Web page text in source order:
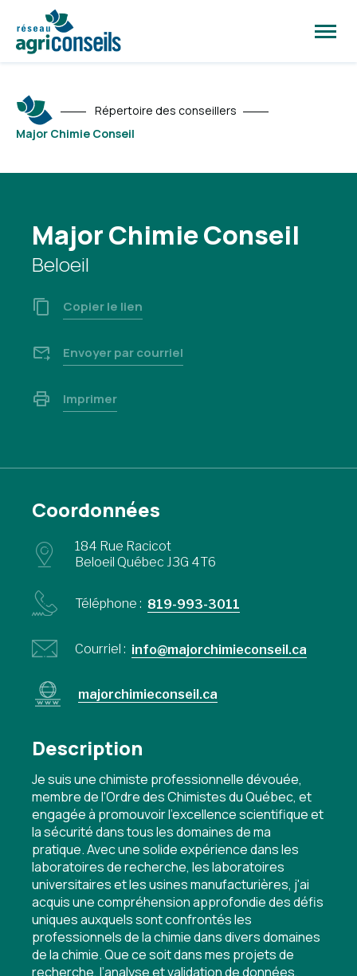
la
Répertoire des conseillers
Major Chimie Conseil
Major Chimie Conseil
Beloeil
Copier le lien
Envoyer par courriel
Imprimer
Coordonnées
184 Rue Racicot
Beloeil Québec J3G 4T6
Téléphone : 819-993-3011
Courriel : info@majorchimieconseil.ca
majorchimieconseil.ca
Description
Je suis une chimiste professionnelle dévouée,
membre de l'Ordre des Chimistes du Québec, et
engagée à promouvoir l'excellence scientifique et
la sécurité dans tous les domaines de ma
pratique. Avec une solide expérience dans les
laboratoires de recherche, les laboratoires
universitaires et les usines manufacturières, j'ai
acquis une compréhension approfondie des défis
uniques auxquels sont confrontés les
professionnels de la chimie dans divers domaines
de la chimie. Que ce soit dans mes projets de
recherche, l’analyse et validation de données,